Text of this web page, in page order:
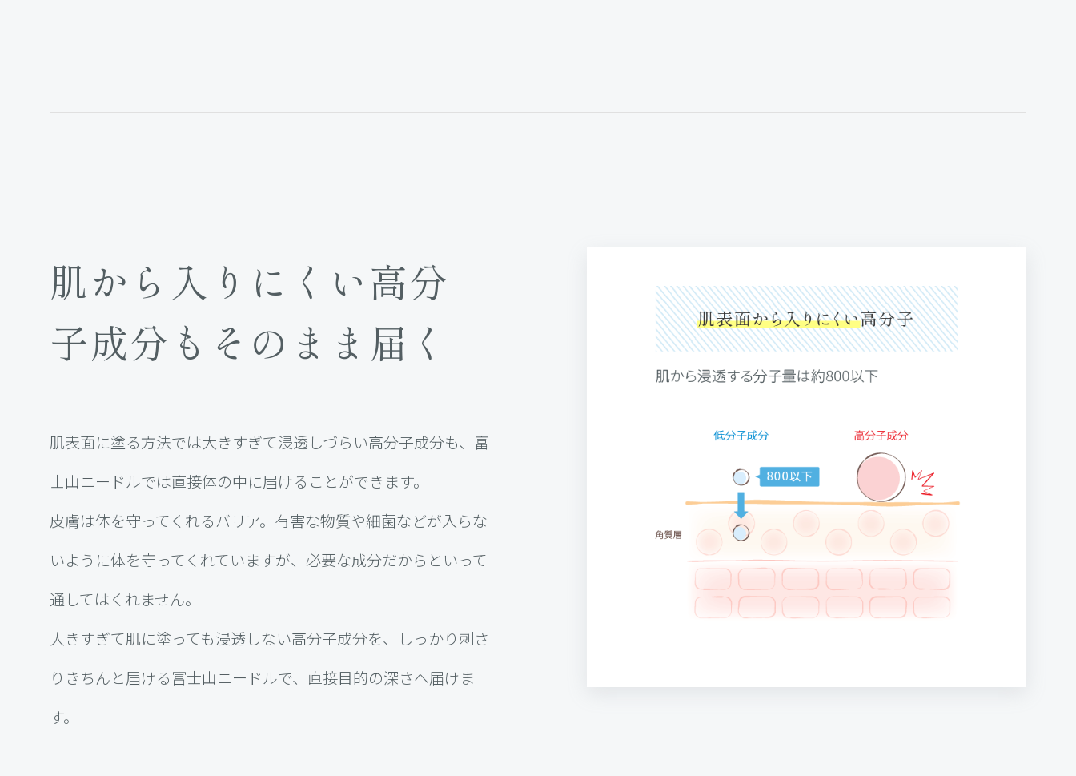
肌から入りにくい高分
子成分もそのまま届く
肌表面に塗る方法では大きすぎて浸透しづらい高分子成分も、富
士山ニードルでは直接体の中に届けることができます。
皮膚は体を守ってくれるバリア。有害な物質や細菌などが入らな
いように体を守ってくれていますが、必要な成分だからといって
通してはくれません。
大きすぎて肌に塗っても浸透しない高分子成分を、しっかり刺さ
りきちんと届ける富士山ニードルで、直接目的の深さへ届けま
す。